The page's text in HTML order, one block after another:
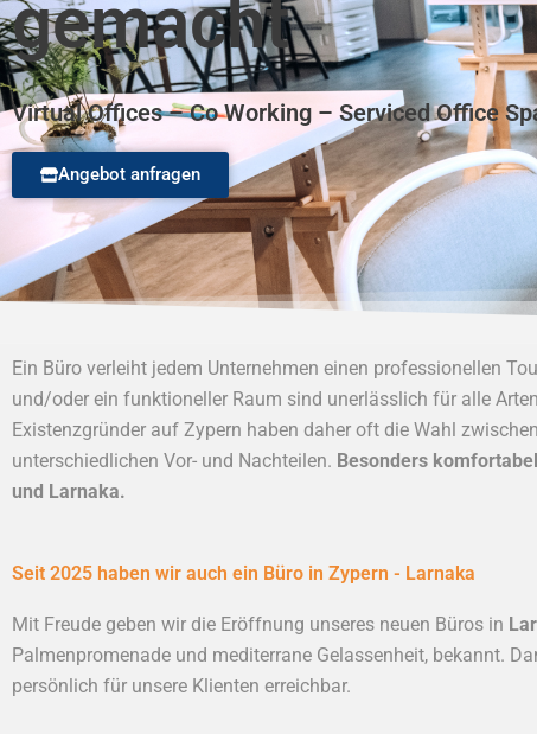
gemacht
Virtual Offices – Co Working – Serviced Office
Angebot anfragen
Ein Büro verleiht jedem Unternehmen einen professionellen
und/oder ein funktioneller Raum sind unerlässlich für alle
Existenzgründer auf Zypern haben daher oft die Wahl
unterschiedlichen Vor- und Nachteilen. Besonders
und Larnaka.
Seit 2025 haben wir auch ein Büro in Zypern - Larnaka
Mit Freude geben wir die Eröffnung unseres neuen Büros in
Palmenpromenade und mediterrane Gelassenheit, bekannt.
persönlich für unsere Klienten erreichbar.